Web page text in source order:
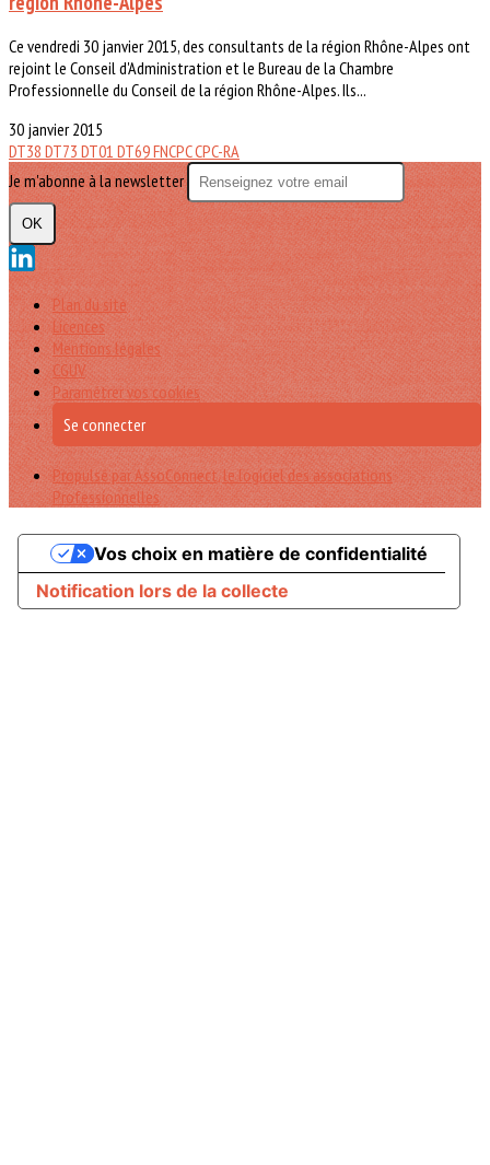
Ce vendredi 30 janvier 2015, des consultants de la région Rhône-Alpes ont
rejoint le Conseil d'Administration et le Bureau de la Chambre
Professionnelle du Conseil de la région Rhône-Alpes. Ils...
30 janvier 2015
DT38 DT73 DT01 DT69FNCPCCPC-RA
Je m'abonne à la newsletter
OK
Plan du site
Licences
Mentions légales
CGUV
Paramétrer vos cookies
Se connecter
Propulsé par AssoConnect, le logiciel des associations
Professionnelles
Notification lors de la collecte
Vos choix en matière de confidentialité